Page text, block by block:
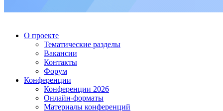
О проекте
Тематические разделы
Вакансии
Контакты
Форум
Конференции
Конференции 2026
Онлайн-форматы
Материалы конференций